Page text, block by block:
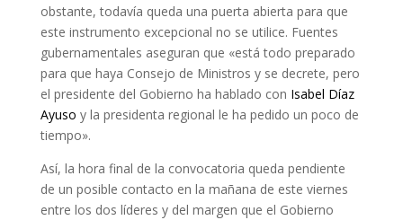
obstante, todavía queda una puerta abierta para que
este instrumento excepcional no se utilice. Fuentes
gubernamentales aseguran que «está todo preparado
para que haya Consejo de Ministros y se decrete, pero
el presidente del Gobierno ha hablado con Isabel Díaz
Ayuso y la presidenta regional le ha pedido un poco de
tiempo».
Así, la hora final de la convocatoria queda pendiente
de un posible contacto en la mañana de este viernes
entre los dos líderes y del margen que el Gobierno